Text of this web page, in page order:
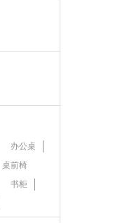
办公桌
桌前椅
书柜